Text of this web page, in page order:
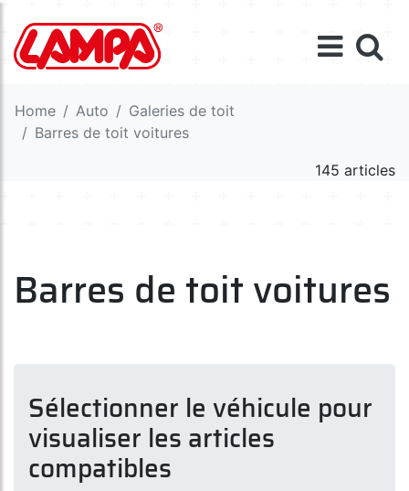
Home Auto
Galeries de toit
Barres de toit voitures
145 articles
Barres de toit voitures
Sélectionner le véhicule pour
visualiser les articles
compatibles